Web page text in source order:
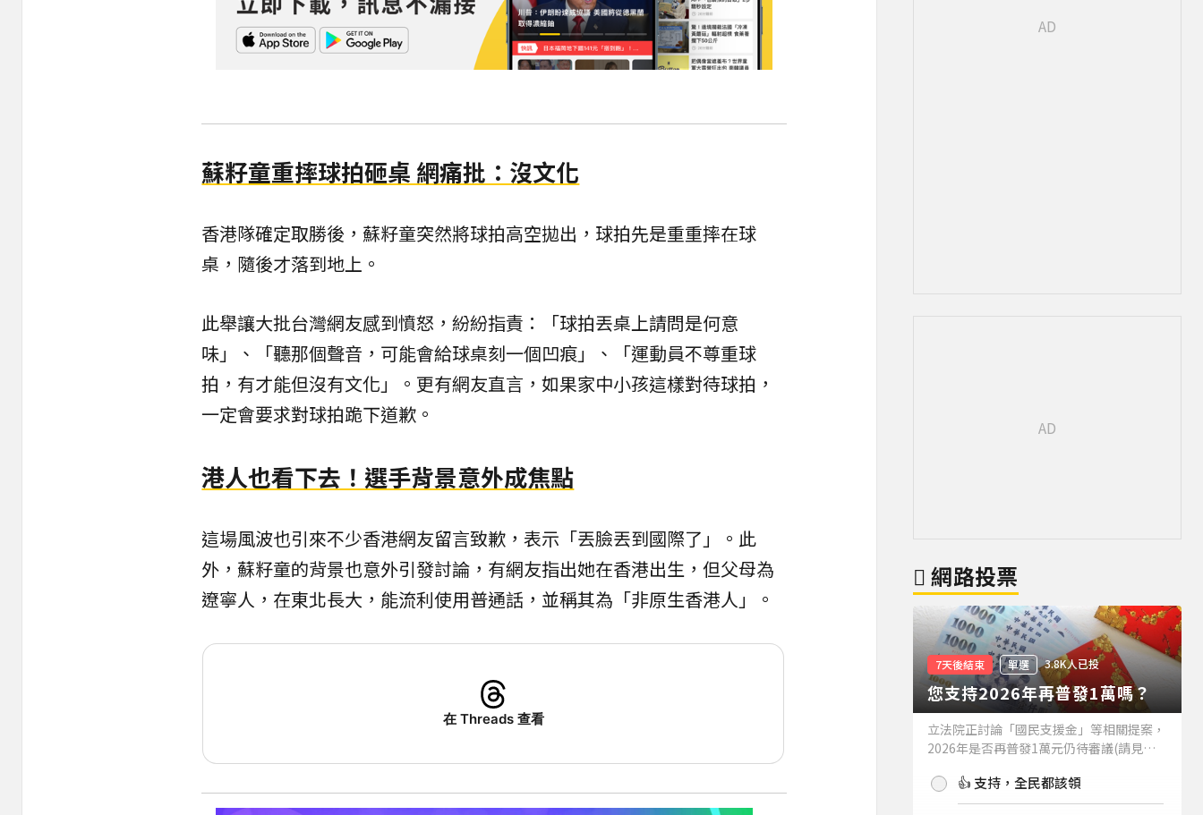
蘇籽童重摔球拍砸桌 網痛批：沒文化
香港隊確定取勝後，蘇籽童突然將球拍高空拋出，球拍先是重重摔在球
桌，隨後才落到地上。
此舉讓大批台灣網友感到憤怒，紛紛指責：「球拍丟桌上請問是何意
味」、「聽那個聲音，可能會給球桌刻一個凹痕」、「運動員不尊重球
拍，有才能但沒有文化」。更有網友直言，如果家中小孩這樣對待球拍，
一定會要求對球拍跪下道歉。
港人也看下去！選手背景意外成焦點
這場風波也引來不少香港網友留言致歉，表示「丟臉丟到國際了」。此
外，蘇籽童的背景也意外引發討論，有網友指出她在香港出生，但父母為
遼寧人，在東北長大，能流利使用普通話，並稱其為「非原生香港人」。
在 Threads 查看
網路投票
7天後結束 單選 3.8K人已投
您支持2026年再普發1萬嗎？
立法院正討論「國民支援金」等相關提案，
2026年是否再普發1萬元仍待審議(請見下
持嗎？👍 支持，全民都該領